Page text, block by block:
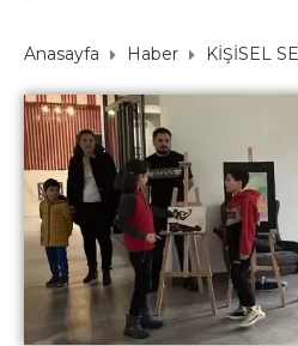
Anasayfa Haber KİŞİSEL